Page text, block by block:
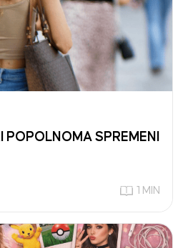
POPOLNOMA SPREMENI
1 MIN